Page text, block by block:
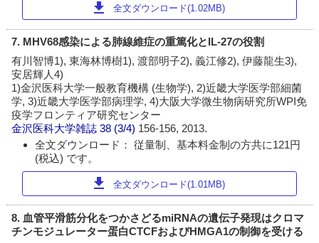
download 全文ダウンロード(1.02MB)
7. MHV68感染による肺線維症の重篤化とIL-27の役割
有川智博1), 東海林博樹1), 渡部明子2), 義江修2), 伊藤龍生3),
安居輝人4)
1)金沢医科大学一般教育機構 (生物学), 2)近畿大学医学部細菌
学, 3)近畿大学医学部病理学, 4)大阪大学微生物病研究所WPI免
疫学フロンティア研究センター
金沢医科大学雑誌 38 (3/4) 156-156, 2013.
全文ダウンロード： 従量制、基本料金制の方共に121円
(税込) です。
download 全文ダウンロード(1.01MB)
8. 血管平滑筋分化をつかさどるmiRNAの遺伝子発現はクロマ
チンモジュレーター蛋白CTCFおよびHMGA1の制御を受ける